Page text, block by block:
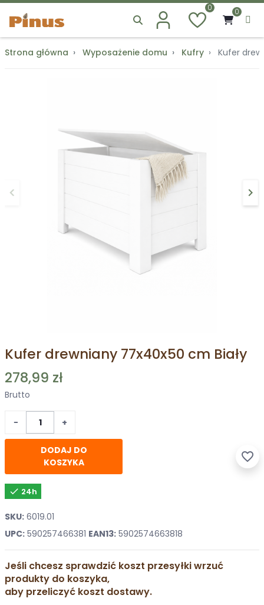
0 0
Strona główna Wyposażenie domu Kufry Kufer
Poprzedni
keyboard_arrow_left keyboard_arrow_right
Kufer drewniany 77x40x50 cm Biały
278,99 zł
Brutto
− +
DODAJ DO
KOSZYKA
favorite_border
 24h
SKU: 6019.01
UPC: 590257466381 EAN13: 5902574663818
Jeśli chcesz sprawdzić koszt przesyłki wrzuć
produkty do koszyka,
aby przeliczyć koszt dostawy.